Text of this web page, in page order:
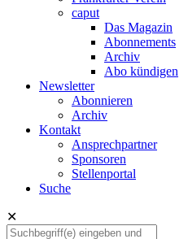
caput
Das Magazin
Abonnements
Archiv
Abo kündigen
Newsletter
Abonnieren
Archiv
Kontakt
Ansprechpartner
Sponsoren
Stellenportal
Suche
✕